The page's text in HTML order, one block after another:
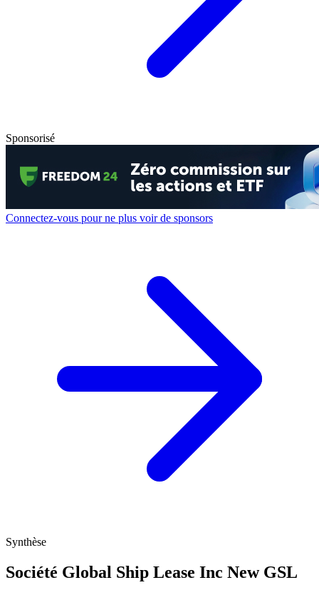
Sponsorisé
Connectez-vous pour ne plus voir de sponsors
Synthèse
Société Global Ship Lease Inc New GSL